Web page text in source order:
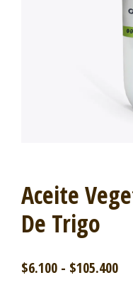
Aceite
De Trigo
$6.100 - $105.400